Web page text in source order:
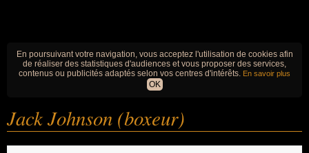
En poursuivant votre navigation, vous acceptez l'utilisation de cookies afin
de réaliser des statistiques d'audiences et vous proposer des services,
contenus ou publicités adaptés selon vos centres d'intérêts. En savoir plus
OK
Jack Johnson (boxeur)